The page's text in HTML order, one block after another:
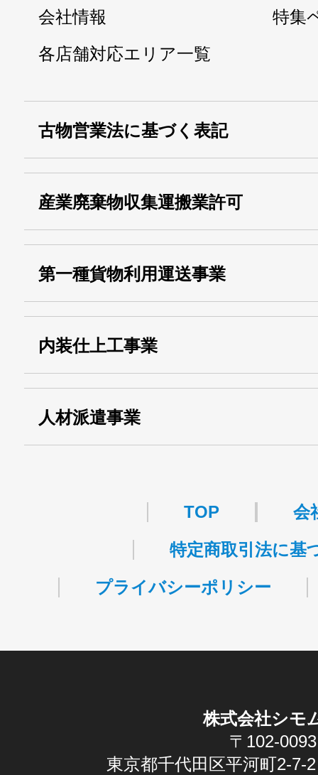
会社情報
特集
各店舗対応エリア一覧
古物営業法に基づく表記
産業廃棄物収集運搬業許可
運搬業許可証番号：
13000155805
第一種貨物利用運送事業
事業
関自貨：
内装仕上工事業
人材派遣事業
TOP
会
特定商取引法に基
プライバシーポリシー
株式会社シモ
〒102-0093
東京都千代田区平河町2-7-